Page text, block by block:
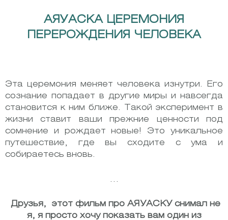
АЯУАСКА ЦЕРЕМОНИЯ
ПЕРЕРОЖДЕНИЯ ЧЕЛОВЕКА
Эта церемония меняет человека изнутри. Его
сознание попадает в другие миры и навсегда
становится к ним ближе. Такой эксперимент в
жизни ставит ваши прежние ценности под
сомнение и рождает новые! Это уникальное
путешествие, где вы сходите с ума и
собираетесь вновь.
Друзья, этот фильм про АЯУАСКУ снимал не
я, я просто хочу показать вам один из